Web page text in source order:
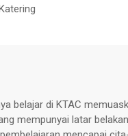
menawarkan pelbagai
sedia ada contohnya